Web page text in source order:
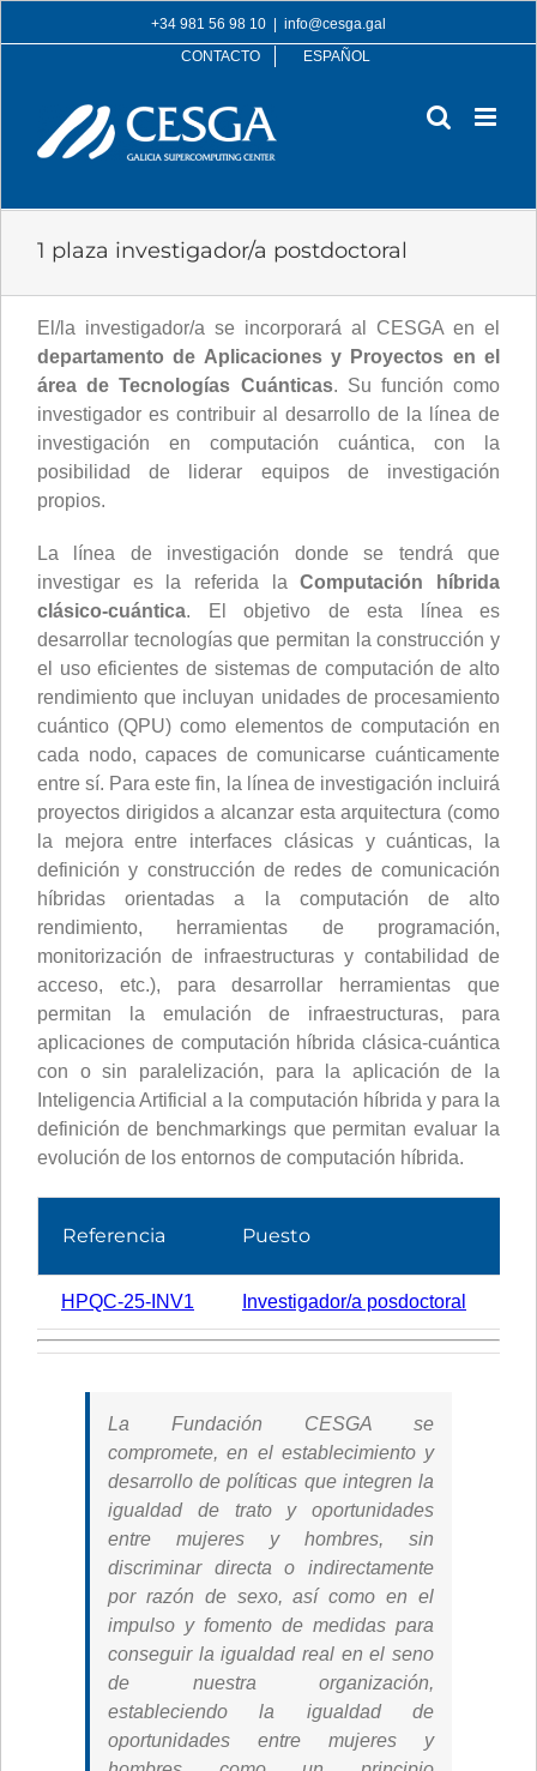
to
+34 981 56 98 10
info@cesga.gal
CONTACTO
ESPAÑOL
1 plaza investigador/a postdoctoral
El/la investigador/a se incorporará al CESGA en el
departamento de Aplicaciones y Proyectos en el
área de Tecnologías Cuánticas. Su función como
investigador es contribuir al desarrollo de la línea de
investigación en computación cuántica, con la
posibilidad de liderar equipos de investigación
propios.
La línea de investigación donde se tendrá que
investigar es la referida laComputación híbrida
clásico-cuántica. El objetivo de esta línea es
desarrollar tecnologías que permitan la construcción y
el uso eficientes de sistemas de computación de alto
rendimiento que incluyan unidades de procesamiento
cuántico (QPU) como elementos de computación en
cada nodo, capaces de comunicarse cuánticamente
entre sí. Para este fin, la línea de investigación incluirá
proyectos dirigidos a alcanzar esta arquitectura (como
la mejora entre interfaces clásicas y cuánticas, la
definición y construcción de redes de comunicación
híbridas orientadas a la computación de alto
rendimiento, herramientas de programación,
monitorización de infraestructuras y contabilidad de
acceso, etc.), para desarrollar herramientas que
permitan la emulación de infraestructuras, para
aplicaciones de computación híbrida clásica-cuántica
con o sin paralelización, para la aplicación de la
Inteligencia Artificial a la computación híbrida y para la
definición de benchmarkings que permitan evaluar la
evolución de los entornos de computación híbrida.
Referencia Puesto
HPQC-25-INV1 Investigador/a posdoctoral
La Fundación CESGA se
compromete, en el establecimiento y
desarrollo de políticas que integren la
igualdad de trato y oportunidades
entre mujeres y hombres, sin
discriminar directa o indirectamente
por razón de sexo, así como en el
impulso y fomento de medidas para
conseguir la igualdad real en el seno
de nuestra organización,
estableciendo la igualdad de
oportunidades entre mujeres y